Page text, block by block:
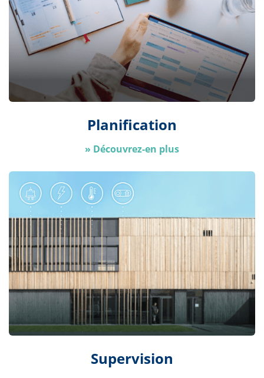
Planification
» Découvrez-en plus
Supervision